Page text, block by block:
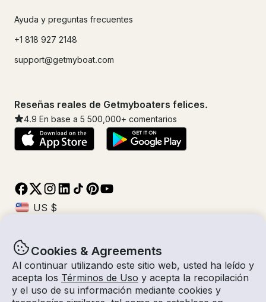
Cookies & Agreements
Al continuar utilizando este sitio web, usted ha leído y
acepta los Términos de Uso y acepta la recopilación
y el uso de su información mediante cookies y
Ayuda y preguntas frecuentes
+1 818 927 2148
support@getmyboat.com
Reseñas reales de Getmyboaters felices.
4.9 En base a 5 500,000+ comentarios
© Getmyboat 2026TérminosPrivacidad